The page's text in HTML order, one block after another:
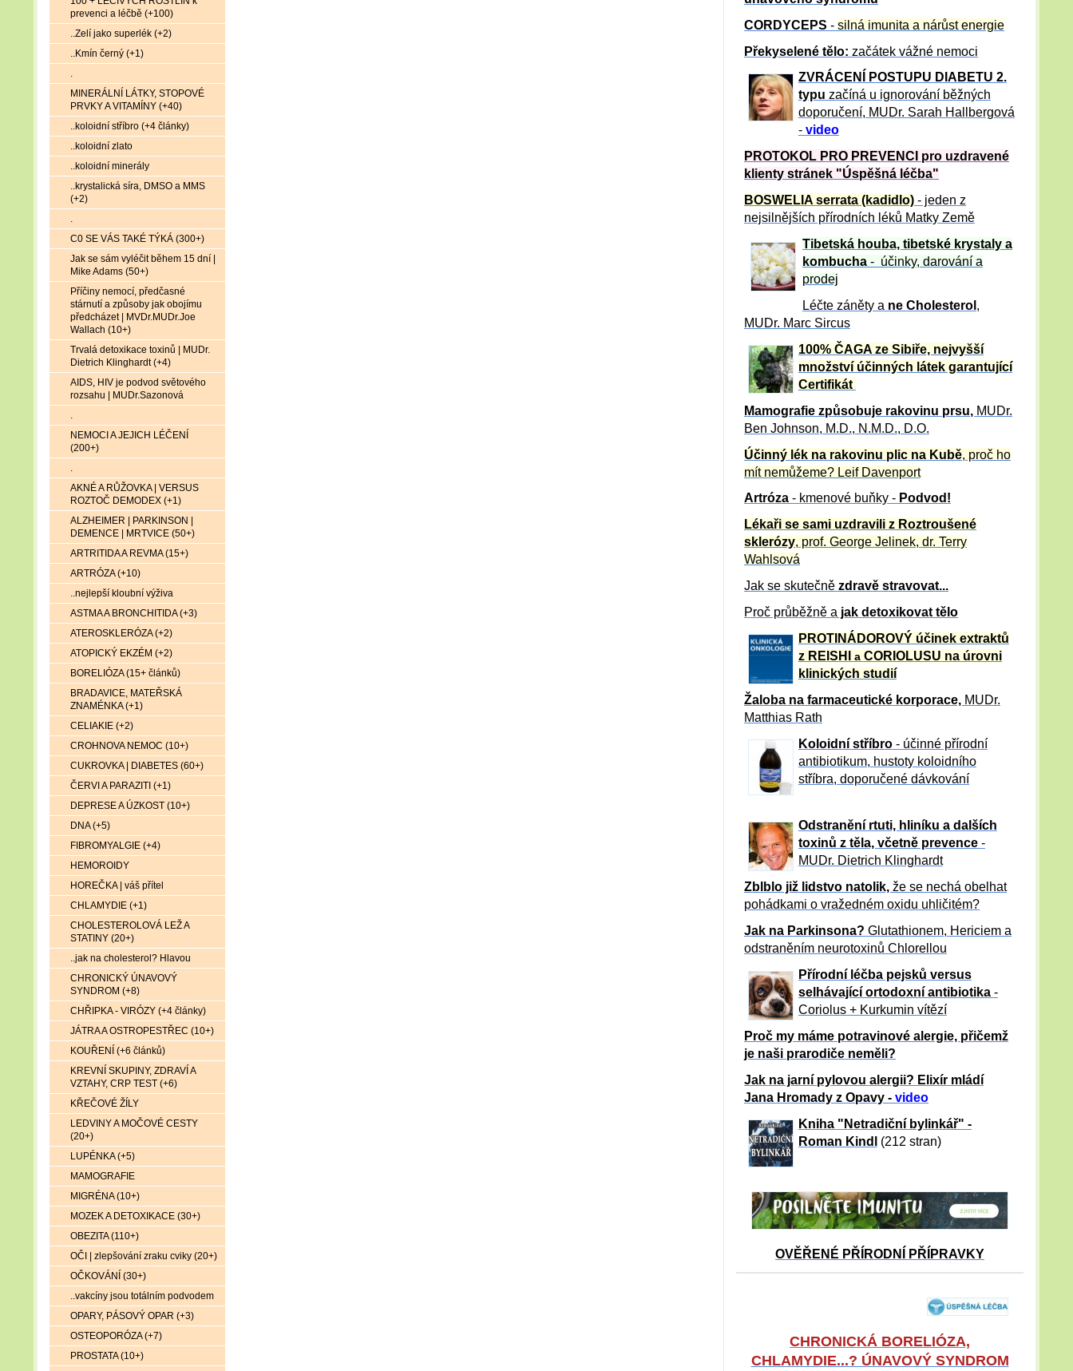
CORDYCEPS - silná imunita a nárůst energie
Překyselené tělo: začátek vážné nemoci
ZVRÁCE NÍ POSTUPU DIABETU 2.
typu začíná u ignorování běžných
doporučení, MUDr. Sarah Hallbergová
- video
PROTOKOL PRO PREVENCI pro uzdravené
klienty stránek "Úspěšná léčba"
BOSWELIA serrata (kadidlo) - jeden z
nejsilnějších přírodních léků Matky Země
Tibetská houba, tibetské krystaly a
kombucha - účinky, darování a
prodej
Léčte záněty a ne Cholesterol ,
MUDr. Marc Sircus
100% ČAGA ze Sibiře, nejvyšší
množství účinných látek garantující
Certifikát
Mamografie způsobuje rakovinu prsu, MUDr.
Ben Johnson, M.D., N.M.D., D.O.
Účinný lék na rakovinu plic na Kubě, proč ho
mít nemůžeme? Leif Davenport
Artróza - kmenové buňky - Podvod!
Lékaři se sami uzdravili z Roztroušené
sklerózy, prof. George Jelinek, dr. Terry
Wahlsová
Jak se skutečně zdravě stravovat...
Proč průběžně a jak detoxikovat tělo
PROTINÁDOROVÝ účinek extraktů
z REISHI a CORIOLUSU na úrovni
klinických studií
Žaloba na farmaceutické korporace, MUDr.
Matthias Rath
Koloidní stříbro- účinné přírodní
antibiotikum, hustoty koloidního
stříbra, doporučené dávkování
Odstranění rtuti, hliníku a dalších
toxinů z těla, včetně prevence -
MUDr. Dietrich Klinghardt
Zblblo již lidstvo natolik, že se nechá obelhat
pohádkami o vražedném oxidu uhličitém?
Jak na Parkinsona? Glutathionem, Hericiem a
odstraněním neurotoxinů Chlorellou
Přírodní léčba pejsků versus
selhávající ortodoxní antibiotika -
Coriolus + Kurkumin vítězí
Proč my máme potravinové alergie, přičemž
je naši prarodiče neměli?
Jak na jarní pylovou alergii? Elixír mládí
Jana Hromady z Opavy - video
Kniha "Netradiční bylinkář" -
Roman Kindl
(212 stran)
OVĚŘENÉ PŘÍRODNÍ PŘÍPRAVKY
CHRONICKÁ BORELIÓZA,
CHLAMYDIE...? ÚNAVOVÝ SYNDROM
prevenci a léčbě (+100)
..Zelí jako superlék (+2)
..Kmín černý (+1)
.
MINERÁLNÍ LÁTKY, STOPOVÉ
PRVKY A VITAMÍNY (+40)
..koloidní stříbro (+4 články)
..koloidní zlato
..koloidní minerály
..krystalická síra, DMSO a MMS
(+2)
.
C0 SE VÁS TAKÉ TÝKÁ (300+)
Jak se sám vyléčit během 15 dní |
Mike Adams (50+)
Příčiny nemocí, předčasné
stárnutí a způsoby jak obojímu
předcházet | MVDr.MUDr.Joe
Wallach (10+)
Trvalá detoxikace toxinů | MUDr.
Dietrich Klinghardt (+4)
AIDS, HIV je podvod světového
rozsahu | MUDr.Sazonová
.
NEMOCI A JEJICH LÉČENÍ
(200+)
.
AKNÉ A RŮŽOVKA | VERSUS
ROZTOČ DEMODEX (+1)
ALZHEIMER | PARKINSON |
DEMENCE | MRTVICE (50+)
ARTRITIDA A REVMA (15+)
ARTRÓZA (+10)
..nejlepší kloubní výživa
ASTMA A BRONCHITIDA (+3)
ATEROSKLERÓZA (+2)
ATOPICKÝ EKZÉM (+2)
BORELIÓZA (15+ článků)
BRADAVICE, MATEŘSKÁ
ZNAMÉNKA (+1)
CELIAKIE (+2)
CROHNOVA NEMOC (10+)
CUKROVKA | DIABETES (60+)
ČERVI A PARAZITI (+1)
DEPRESE A ÚZKOST (10+)
DNA (+5)
FIBROMYALGIE (+4)
HEMOROIDY
HOREČKA | váš přítel
CHLAMYDIE (+1)
CHOLESTEROLOVÁ LEŽ A
STATINY (20+)
..jak na cholesterol? Hlavou
CHRONICKÝ ÚNAVOVÝ
SYNDROM (+8)
CHŘIPKA - VIRÓZY (+4 články)
JÁTRA A OSTROPESTŘEC (10+)
KOUŘENÍ (+6 článků)
KREVNÍ SKUPINY, ZDRAVÍ A
VZTAHY, CRP TEST (+6)
KŘEČOVÉ ŽÍLY
LEDVINY A MOČOVÉ CESTY
(20+)
LUPÉNKA (+5)
MAMOGRAFIE
MIGRÉNA (10+)
MOZEK A DETOXIKACE (30+)
OBEZITA (110+)
OČI | zlepšování zraku cviky (20+)
OČKOVÁNÍ (30+)
..vakcíny jsou totálním podvodem
OPARY, PÁSOVÝ OPAR (+3)
OSTEOPORÓZA (+7)
PROSTATA (10+)